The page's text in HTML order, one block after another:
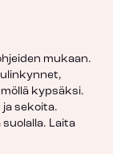
mukaan.
kypsäksi.
ja sekoita.
Laita